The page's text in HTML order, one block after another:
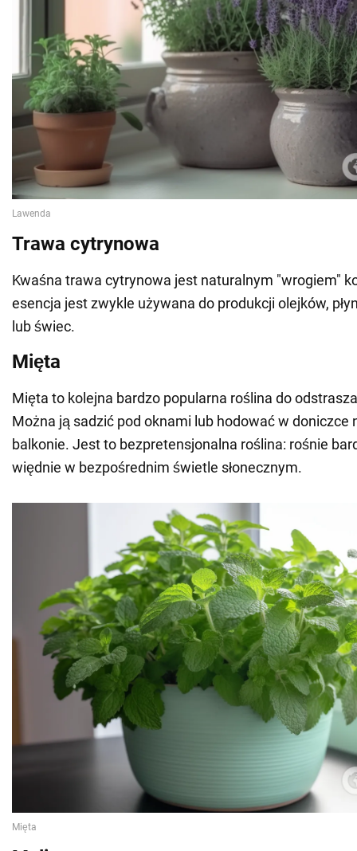
Trawa cytrynowa
Kwaśna trawa cytrynowa jest naturalnym "wrogiem"
esencja jest zwykle używana do produkcji olejków,
lub świec.
Mięta
Mięta to kolejna bardzo popularna roślina do
Można ją sadzić pod oknami lub hodować w doniczce
balkonie. Jest to bezpretensjonalna roślina: rośnie
więdnie w bezpośrednim świetle słonecznym.